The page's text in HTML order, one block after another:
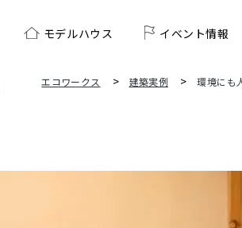
モデルハウス イベント情報
エコワークス 建築実例 環境にも